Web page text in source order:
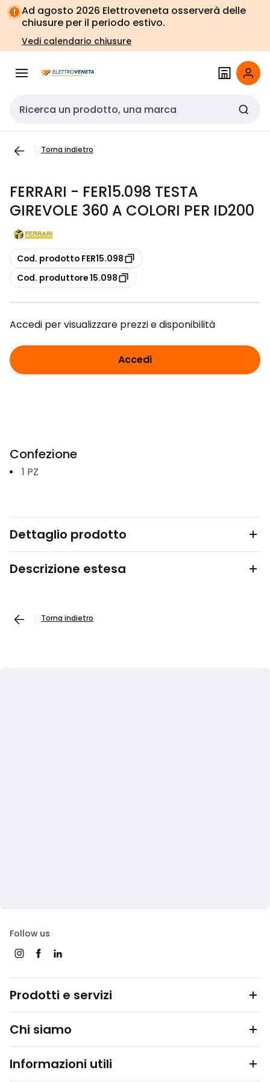
Vai alla
navigazione
Vai
alla
pagina
Ad agosto 2026 Elettroveneta osserverà delle
chiusure per il periodo estivo.
Vedi calendario chiusure
Cerca input
Torna indietro
FERRARI - FER15.098 TESTA
GIREVOLE 360 A COLORI PER ID200
copia
Cod. prodotto FER15.098
copia
Cod. produttore 15.098
Accedi per visualizzare prezzi e disponibilità
Accedi
Confezione
1 PZ
Dettaglio prodotto
Descrizione estesa
Torna indietro
Follow us
Prodotti e servizi
Chi siamo
Informazioni utili